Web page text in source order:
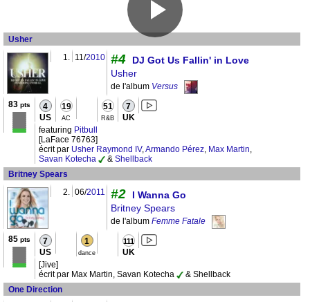
Usher
1. 11/2010 #4
DJ Got Us Fallin' in Love
Usher
de l'album Versus
83 pts 4
US
19
AC
51
R&B
7
UK
featuring Pitbull
[LaFace 76763]
écrit par Usher Raymond IV,Armando Pérez, Max Martin,
Savan Kotecha
& Shellback
Britney Spears
2. 06/2011 #2
I Wanna Go
Britney Spears
de l'album Femme Fatale
85 pts 7
US
1
dance
111
UK
[Jive]
écrit par Max Martin, Savan Kotecha
& Shellback
One Direction